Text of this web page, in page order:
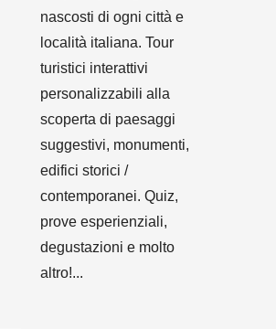
nascosti di ogni città e
località italiana. Tour
turistici interattivi
personalizzabili alla
scoperta di paesaggi
suggestivi, monumenti,
edifici storici /
contemporanei. Quiz,
prove esperienziali,
degustazioni e molto
altro!...